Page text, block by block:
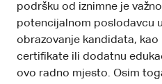
podršku od iznimne je
potencijalnom poslodavcu
obrazovanje kandidata,
certifikate ili dodatnu
ovo radno mjesto. Osim